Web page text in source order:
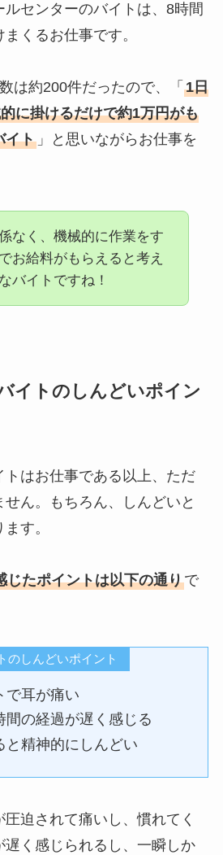
センターのバイトは、8時間
くるお仕事です。
は約200件だったので、「 1日
に掛けるだけで約1万円がも
イト」と思いながらお仕事を
なく、機械的に作業をす
お給料がもらえると考え
バイトですね！
イトのしんどいポイン
トはお仕事である以上、ただ
ん。もちろん、しんどいと
す。
じたポイントは以下の通りで
のしんどいポイント
で耳が痛い
間の経過が遅く感じる
と精神的にしんどい
迫されて痛いし、慣れてく
遅く感じられるし、一瞬しか